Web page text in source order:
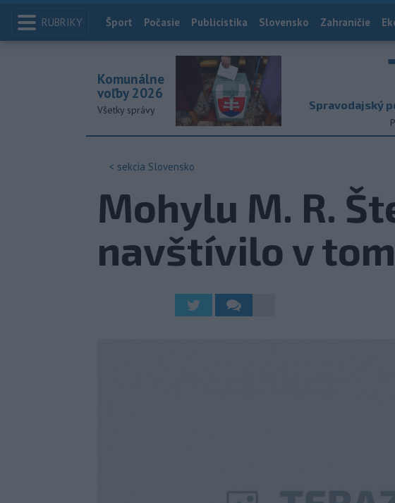
RUBRIKY Index
Šport Počasie Publicistika Slovensko Zahraničie
Spravodajský
Komunálne
voľby 2026
Všetky správy
< sekcia Slovensko
Mohylu M. R.
navštívilo v